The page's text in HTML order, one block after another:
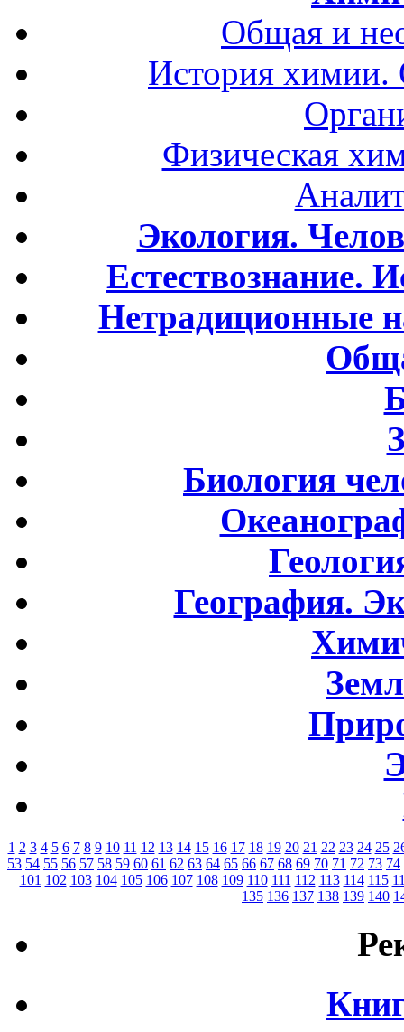
Общая и
История
Физическая
Экология.
Естествознание.
Нетрадиционные
Биология
География.
1 2 3 4 5 6 7 8 9 10 11 12 13 14 15 16 17 18 19 20 21 22 23 24 25
53 54 55 56 57 58 59 60 61 62 63 64 65 66 67 68 69 70 71 72 73 74
101 102 103 104 105 106 107 108 109 110 111 112 113 114 115
135 136 137 138 139 140